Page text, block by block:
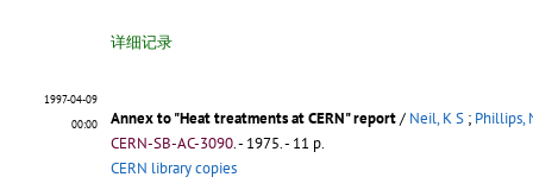
详细记录
1997-04-09
00:00
Annex to "Heat treatments at CERN" report/ Neil, K S ; Phillips,
CERN-SB-AC-3090.- 1975. - 11 p.
CERN library copies